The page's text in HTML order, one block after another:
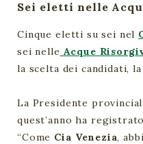
Sei eletti nelle
Cinque eletti su sei nel
sei nelle Acque
la scelta dei candidati,
La Presidente
quest’anno ha
“Come Cia Venezia,